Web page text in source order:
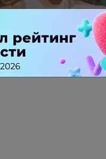
нужны
для кого это – лишняя